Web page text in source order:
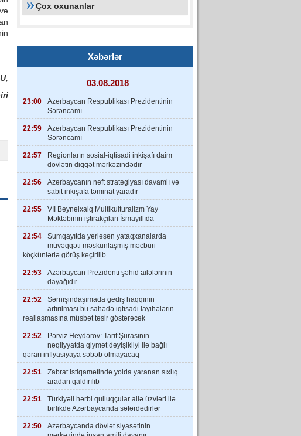
Çox oxunanlar
Xəbərlər
03.08.2018
23:00
Azərbaycan Respublikası Prezidentinin
Sərəncamı
22:59
Azərbaycan Respublikası Prezidentinin
Sərəncamı
22:57
Regionların sosial-iqtisadi inkişafı daim
dövlətin diqqət mərkəzindədir
22:56
Azərbaycanın neft strategiyası davamlı və
sabit inkişafa təminat yaradır
22:55
VII Beynəlxalq Multikulturalizm Yay
Məktəbinin iştirakçıları İsmayıllıda
22:54
Sumqayıtda yerləşən yataqxanalarda
müvəqqəti məskunlaşmış məcburi
köçkünlərlə görüş keçirilib
22:53
Azərbaycan Prezidenti şəhid ailələrinin
dayağıdır
22:52
Sərnişindaşımada gediş haqqının
artırılması bu sahədə iqtisadi layihələrin
reallaşmasına müsbət təsir göstərəcək
22:52
Pərviz Heydərov: Tarif Şurasının
nəqliyyatda qiymət dəyişikliyi ilə bağlı
qərarı inflyasiyaya səbəb olmayacaq
22:51
Zabrat istiqamətində yolda yaranan sıxlıq
aradan qaldırılıb
22:51
Türkiyəli hərbi qulluqçular ailə üzvləri ilə
birlikdə Azərbaycanda səfərdədirlər
22:50
Azərbaycanda dövlət siyasətinin